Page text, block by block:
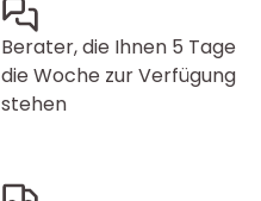
Berater, die Ihnen 5 Tage
die Woche zur Verfügung
stehen